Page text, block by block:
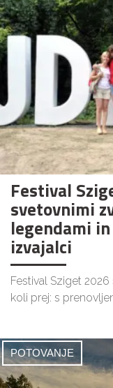
Festival
svetovnimi
legendami
izvajalci
Festival Sziget
koli prej: s
POTOVANJE